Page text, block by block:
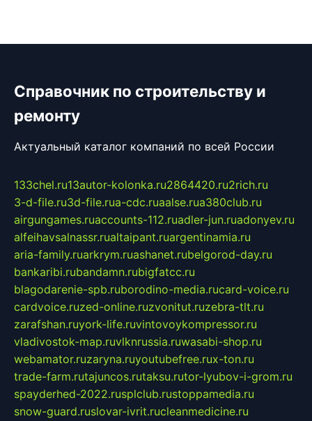
Справочник по строительству и
ремонту
Актуальный каталог компаний по всей России
133chel.ru13autor-kolonka.ru2864420.ru2rich.ru
3-d-file.ru3d-file.rua-cdc.ruaalse.rua380club.ru
airgungames.ruaccounts-112.ruadler-jun.ruadonyev.ru
alfeihavsalnassr.rualtaipant.ruargentinamia.ru
aria-family.ruarkrym.ruashanet.rubelgorod-day.ru
bankaribi.rubandamn.rubigfatcc.ru
blagodarenie-spb.ruborodino-media.rucard-voice.ru
cardvoice.ruzed-online.ruzvonitut.ruzebra-tlt.ru
zarafshan.ruyork-life.ruvintovoykompressor.ru
vladivostok-map.ruvlknrussia.ruwasabi-shop.ru
webamator.ruzaryna.ruyoutubefree.rux-ton.ru
trade-farm.rutajuncos.rutaksu.rutor-lyubov-i-grom.ru
spayderhed-2022.rusplclub.rustoppamedia.ru
snow-guard.ruslovar-ivrit.rucleanmedicine.ru